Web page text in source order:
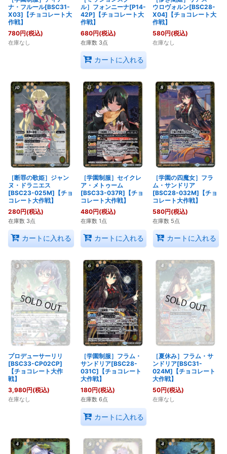
ナ・フルール[BSC31-
X03]【チョコレート大
作戦】
780円(税込)
在庫なし
ル］フォンニーナ[P14-
42P]【チョコレート大
作戦】
680円(税込)
在庫数 3点
カートに入れる
ウロヴォルン[BSC28-
X04]【チョコレート大
作戦】
580円(税込)
在庫なし
［断罪の歌姫］ジャン
ヌ・ドラニエス
[BSC23-025M]【チョ
コレート大作戦】
280円(税込)
在庫数 3点
カートに入れる
［学園制服］セイクレ
ア・メトゥーム
[BSC33-037R]【チョ
コレート大作戦】
480円(税込)
在庫数 1点
カートに入れる
［学園の四魔女］フラ
ム・サンドリア
[BSC28-032M]【チョ
コレート大作戦】
580円(税込)
在庫数 5点
カートに入れる
プロデューサーリリ
[BSC33-CP02CP]
【チョコレート大作
戦】
3,980円(税込)
在庫なし
［学園制服］フラム・
サンドリア[BSC28-
031C]【チョコレート
大作戦】
180円(税込)
在庫数 6点
カートに入れる
［夏休み］フラム・サ
ンドリア[BSC31-
024M]【チョコレート
大作戦】
50円(税込)
在庫なし